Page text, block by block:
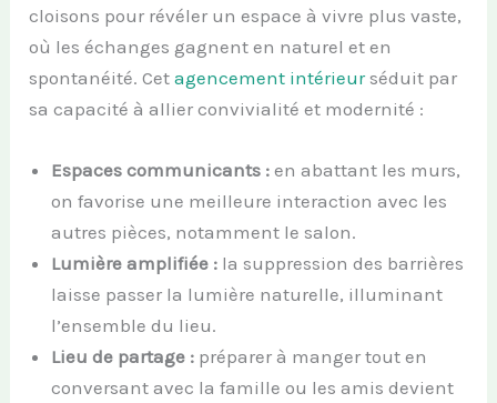
cloisons pour révéler un espace à vivre plus vaste,
où les échanges gagnent en naturel et en
spontanéité. Cetagencement intérieurséduit par
sa capacité à allier convivialité et modernité :
Espaces communicants : en abattant les murs,
on favorise une meilleure interaction avec les
autres pièces, notamment le salon.
Lumière amplifiée : la suppression des barrières
laisse passer la lumière naturelle, illuminant
l’ensemble du lieu.
Lieu de partage : préparer à manger tout en
conversant avec la famille ou les amis devient